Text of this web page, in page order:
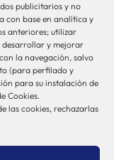
publicitarios y no
con base en analítica y
anteriores; utilizar
desarrollar y mejorar
la navegación, salvo
(para perfilado y
para su instalación de
Cookies.
las cookies, rechazarlas